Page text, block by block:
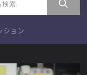
ション